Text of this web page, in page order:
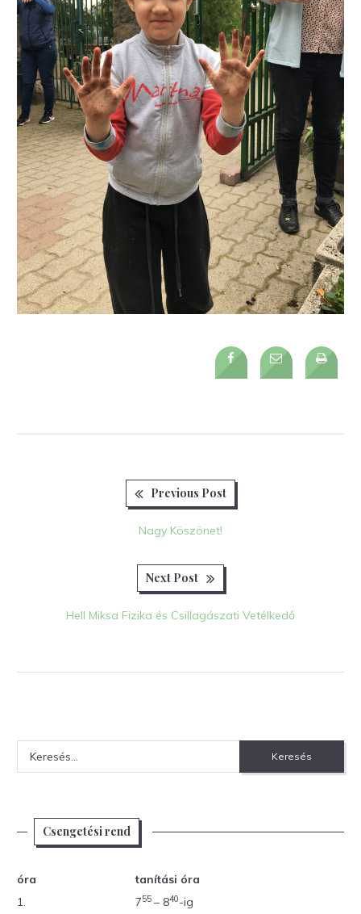
Previous Post
Nagy Köszönet!
Next Post
Hell Miksa Fizika és Csillagászati Vetélkedő
Keresés:
Csengetési rend
óra
tanítási óra
1.
755 – 840-ig